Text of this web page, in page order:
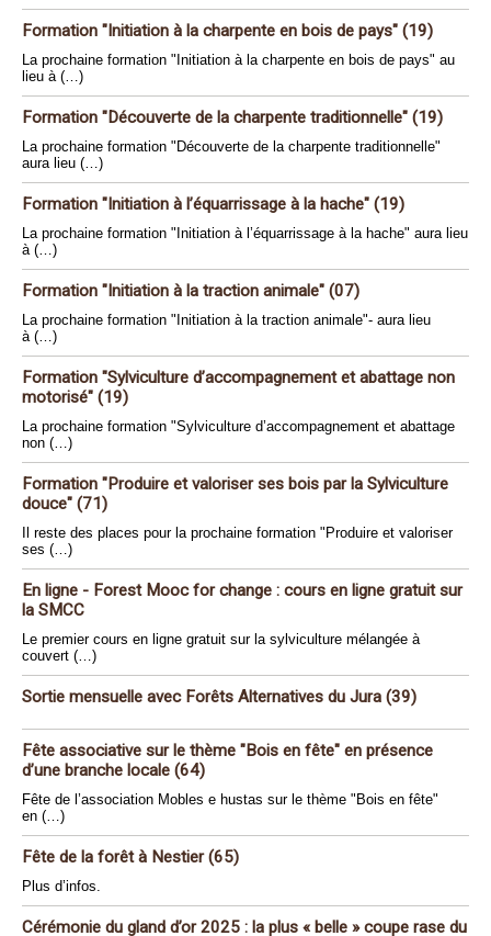
Formation "Initiation à la charpente en bois de pays" (19)
La prochaine formation "Initiation à la charpente en bois de pays" au
lieu à (…)
Formation "Découverte de la charpente traditionnelle" (19)
La prochaine formation "Découverte de la charpente traditionnelle"
aura lieu (…)
Formation "Initiation à l’équarrissage à la hache" (19)
La prochaine formation "Initiation à l’équarrissage à la hache" aura lieu
à (…)
Formation "Initiation à la traction animale" (07)
La prochaine formation "Initiation à la traction animale"- aura lieu
à (…)
Formation "Sylviculture d’accompagnement et abattage non
motorisé" (19)
La prochaine formation "Sylviculture d’accompagnement et abattage
non (…)
Formation "Produire et valoriser ses bois par la Sylviculture
douce" (71)
Il reste des places pour la prochaine formation "Produire et valoriser
ses (…)
En ligne - Forest Mooc for change : cours en ligne gratuit sur
la SMCC
Le premier cours en ligne gratuit sur la sylviculture mélangée à
couvert (…)
Sortie mensuelle avec Forêts Alternatives du Jura (39)
Fête associative sur le thème "Bois en fête" en présence
d’une branche locale (64)
Fête de l’association Mobles e hustas sur le thème "Bois en fête"
en (…)
Fête de la forêt à Nestier (65)
Plus d’infos.
Cérémonie du gland d’or 2025 : la plus « belle » coupe rase du